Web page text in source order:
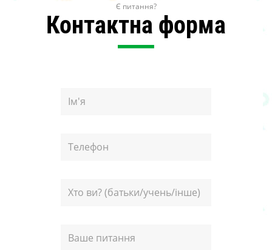
Є питання?
Контактна форма